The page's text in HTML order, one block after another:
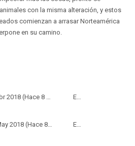
con la misma alteración, y estos
comienzan a arrasar Norteamérica
en su camino.
(Hace 8 años y 3 meses)
Estreno
(Hace 8 años y 3 meses)
Estreno